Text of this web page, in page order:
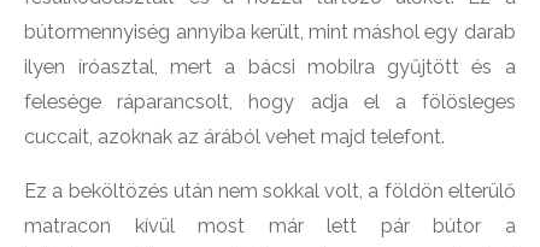
bútormennyiség annyiba került, mint máshol egy darab
ilyen íróasztal, mert a bácsi mobilra gyűjtött és a
felesége ráparancsolt, hogy adja el a fölösleges
cuccait, azoknak az árából vehet majd telefont.
Ez a beköltözés után nem sokkal volt, a földön elterülő
matracon kívül most már lett pár bútor a